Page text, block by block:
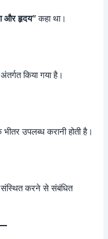
और हृदय”कहा था।
किया गया है।
उपलब्ध करानी होती है।
संस्थित करने से संबंधित